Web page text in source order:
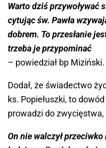
Warto dziś przywoływać
cytując św. Pawła
dobrem. To przesłanie
trzeba je przypominać
– powiedział bp Miziński.
Dodał, że świadectwo
ks. Popiełuszki, to
prowadzi do zwycięstwa,
On nie walczył